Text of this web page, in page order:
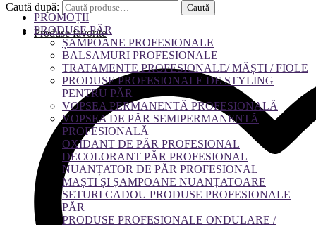
Caută după: Caută
Produse favorite
PROMOȚII
PRODUSE PĂR
ȘAMPOANE PROFESIONALE
BALSAMURI PROFESIONALE
TRATAMENTE PROFESIONALE/ MĂȘTI / FIOLE
PRODUSE PROFESIONALE DE STYLING
PENTRU PĂR
VOPSEA PERMANENTĂ PROFESIONALĂ
VOPSEA DE PĂR SEMIPERMANENTĂ
PROFESIONALĂ
OXIDANT DE PĂR PROFESIONAL
DECOLORANT PĂR PROFESIONAL
NUANȚATOR DE PĂR PROFESIONAL
MAȘTI ȘI ȘAMPOANE NUANȚATOARE
SETURI CADOU PRODUSE PROFESIONALE
PĂR
PRODUSE PROFESIONALE ONDULARE /